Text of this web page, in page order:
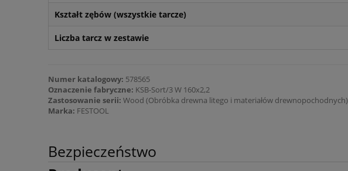
Kształt zębów (wszystkie tarcze)
Liczba tarcz w zestawie
Numer katalogowy: 578565
Oznaczenie fabryczne: KSB-Sort/3 W 160x2,2
Zastosowanie serii: Wood (Obróbka drewna litego i materiałów drewnopochodnych)
Marka: FESTOOL
Bezpieczeństwo